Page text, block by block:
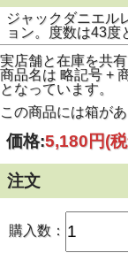
ジャックダニエル
ョン。度数は43度
実店舗と在庫を共
商品名は 略記号 +
となっています。
この商品には箱があ
価格:5,180円(
注文
購入数：